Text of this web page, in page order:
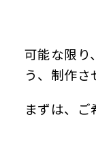
可能な限り
う、制作
まずは、ご